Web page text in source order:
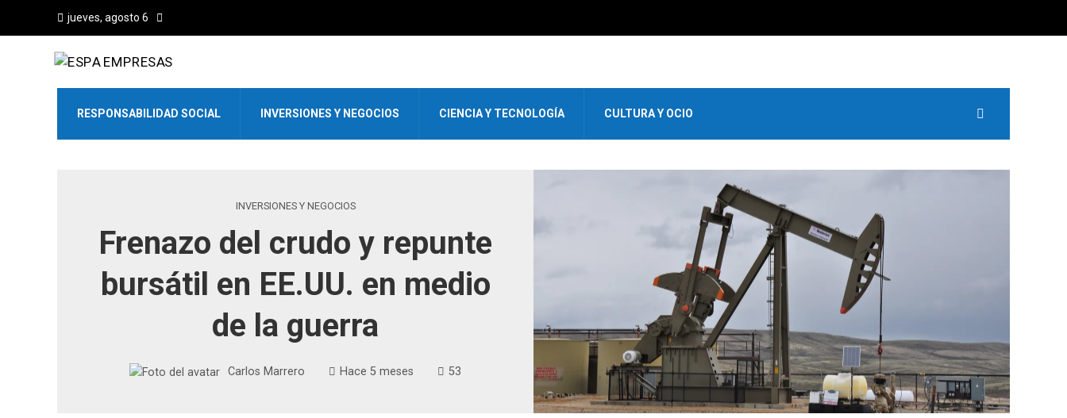
jueves, agosto 6
RESPONSABILIDAD SOCIAL INVERSIONES Y NEGOCIOS CIENCIA Y TECNOLOGÍA CULTURA Y OCIO
INVERSIONES Y NEGOCIOS
Frenazo del crudo y repunte
bursátil en EE.UU. en medio
de la guerra
Carlos Marrero Hace 5 meses 53